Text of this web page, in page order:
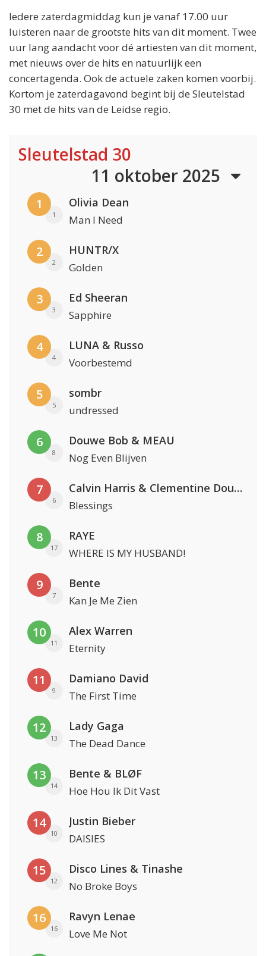
Iedere zaterdagmiddag kun je vanaf 17.00 uur
luisteren naar de grootste hits van dit moment. Twee
uur lang aandacht voor dé artiesten van dit moment,
met nieuws over de hits en natuurlijk een
concertagenda. Ook de actuele zaken komen voorbij.
Kortom je zaterdagavond begint bij de Sleutelstad
30 met de hits van de Leidse regio.
Sleutelstad 30
11 oktober 2025
1
1
Olivia Dean
Man I Need
2
2
HUNTR/X
Golden
3
3
Ed Sheeran
Sapphire
4
4
LUNA & Russo
Voorbestemd
5
5
sombr
undressed
6
8
Douwe Bob & MEAU
Nog Even Blijven
7
6
Calvin Harris & Clementine Douglas
Blessings
8
17
RAYE
WHERE IS MY HUSBAND!
9
7
Bente
Kan Je Me Zien
10
11
Alex Warren
Eternity
11
9
Damiano David
The First Time
12
13
Lady Gaga
The Dead Dance
13
14
Bente & BLØF
Hoe Hou Ik Dit Vast
14
10
Justin Bieber
DAISIES
15
12
Disco Lines & Tinashe
No Broke Boys
16
16
Ravyn Lenae
Love Me Not